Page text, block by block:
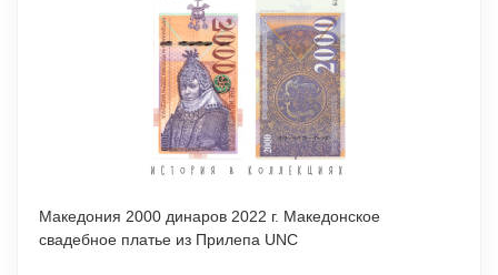
Македония 2000 динаров 2022 г. Македонское
свадебное платье из Прилепа UNC